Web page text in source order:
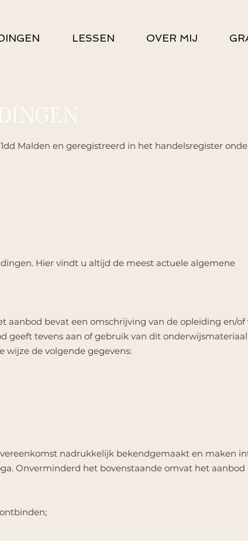
LESSEN OVER MIJ
Malden en geregistreerd in het handelsregister
Hier vindt u altijd de meest actuele algemene
aanbod bevat een omschrijving van de opleiding en/of
geeft tevens aan of gebruik van dit
wijze de volgende gegevens:
nadrukkelijk bekendgemaakt en maken
Onverminderd het bovenstaande omvat het aanbod